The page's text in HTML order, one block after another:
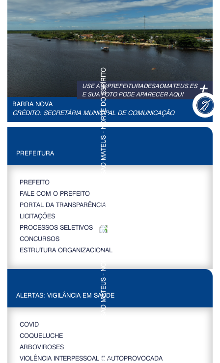
+
USE A @PREFEITURADESAOMATEUS.ES
E SUA FOTO PODE APARECER AQUI
BARRA NOVA
CRÉDITO: SECRETÁRIA MUNICIPAL DE COMUNICAÇÃO
PREFEITURA
PREFEITO
FALE COM O PREFEITO
PORTAL DA TRANSPARÊNCIA
LICITAÇÕES
PROCESSOS SELETIVOS
CONCURSOS
ESTRUTURA ORGANIZACIONAL
ALERTAS: VIGILÂNCIA EM SAÚDE
COVID
COQUELUCHE
ARBOVIROSES
VIOLÊNCIA INTERPESSOAL E AUTOPROVOCADA